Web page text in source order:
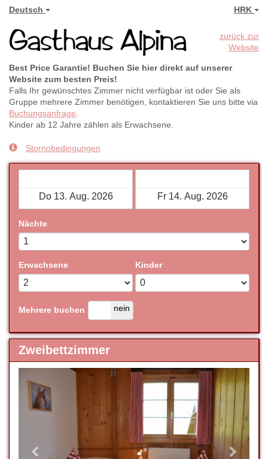
Deutsch HRK
zurück zur
Website
Best Price Garantie! Buchen Sie hier direkt auf unserer
Website zum besten Preis!
Falls Ihr gewünschtes Zimmer nicht verfügbar ist oder Sie als
Gruppe mehrere Zimmer benötigen, kontaktieren Sie uns bitte via
Buchungsanfrage
Kinder ab 12 Jahre zählen als Erwachsene.
Stornobedingungen
Nächte
Erwachsene Kinder
Mehrere buchen
ja nein
Zweibettzimmer
Previous
Next